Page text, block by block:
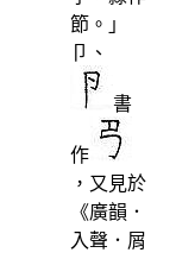
節。」
卩、
書
作
，又見於
《廣韻．
入聲．屑